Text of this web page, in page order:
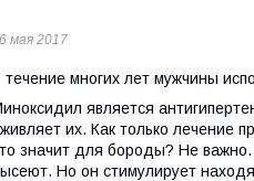
мая 2017
течение многих лет мужчины
является
их. Как только лечение
значит для бороды? Не
Но он стимулирует